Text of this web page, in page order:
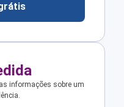
informações sobre um